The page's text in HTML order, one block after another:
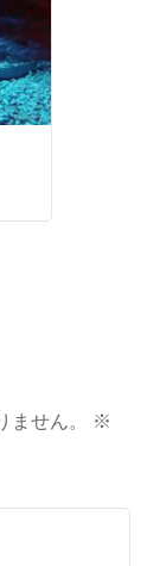
せん。
※